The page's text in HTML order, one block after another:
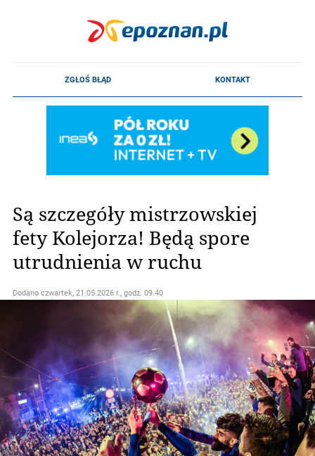
Są szczegóły mistrzowskiej
fety Kolejorza! Będą spore
utrudnienia w ruchu
Dodano czwartek, 21.05.2026 r., godz. 09.40